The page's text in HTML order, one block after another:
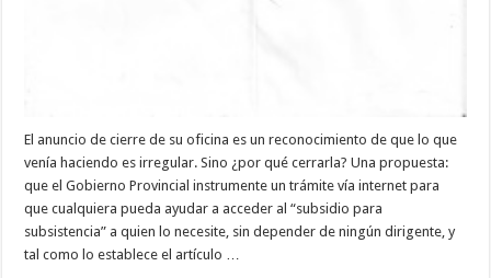
El anuncio de cierre de su oficina es un reconocimiento de que lo que
venía haciendo es irregular. Sino ¿por qué cerrarla? Una propuesta:
que el Gobierno Provincial instrumente un trámite vía internet para
que cualquiera pueda ayudar a acceder al “subsidio para
subsistencia” a quien lo necesite, sin depender de ningún dirigente, y
tal como lo establece el artículo …